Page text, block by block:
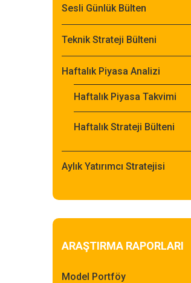
Sesli Günlük Bülten
Teknik Strateji Bülteni
Haftalık Piyasa Analizi
Haftalık Piyasa Takvimi
Haftalık Strateji Bülteni
Aylık Yatırımcı Stratejisi
ARAŞTIRMA RAPORLARI
Model Portföy